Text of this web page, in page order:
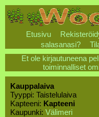
Etusivu
salasanasi?
Et ole kirjautuneena
toiminnalliset
Kauppalaiva
Tyyppi: Taistelulaiva
Kapteeni: Kapteeni
Kaupunki: Välimeri